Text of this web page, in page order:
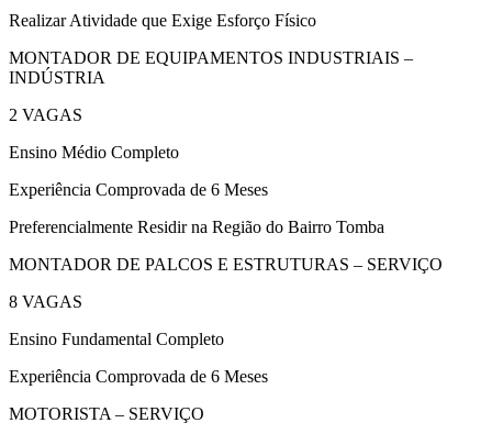
Realizar Atividade que Exige Esforço Físico
MONTADOR DE EQUIPAMENTOS INDUSTRIAIS –
INDÚSTRIA
2 VAGAS
Ensino Médio Completo
Experiência Comprovada de 6 Meses
Preferencialmente Residir na Região do Bairro Tomba
MONTADOR DE PALCOS E ESTRUTURAS – SERVIÇO
8 VAGAS
Ensino Fundamental Completo
Experiência Comprovada de 6 Meses
MOTORISTA – SERVIÇO